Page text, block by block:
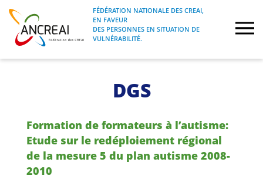
Skip
content
ANCREAI
FÉDÉRATION NATIONALE DES CREAI, EN
FAVEUR DES PERSONNES EN SITUATION
FÉDÉRATION NATIONALE DES CREAI,
EN FAVEUR
DES PERSONNES EN SITUATION DE
VULNÉRABILITÉ.
Journées nationales
Formations
DGS
Formation de formateurs à l’autisme:
Etude sur le redéploiement régional
de la mesure 5 du plan autisme 2008-
2010